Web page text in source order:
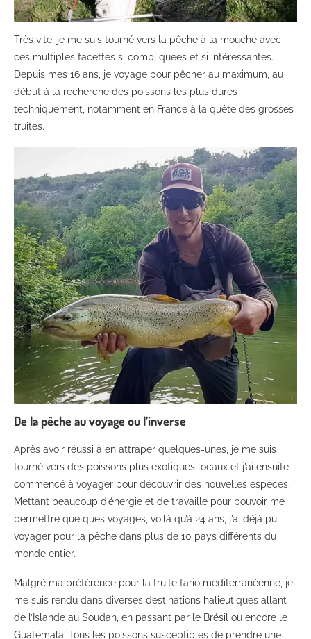
Très vite, je me suis tourné vers la pêche à la mouche avec
ces multiples facettes si compliquées et si intéressantes.
Depuis mes 16 ans, je voyage pour pêcher au maximum, au
début à la recherche des poissons les plus dures
techniquement, notamment en France à la quête des grosses
truites.
De la pêche au voyage ou l’inverse
Après avoir réussi à en attraper quelques-unes, je me suis
tourné vers des poissons plus exotiques locaux et j’ai ensuite
commencé à voyager pour découvrir des nouvelles espèces.
Mettant beaucoup d’énergie et de travaille pour pouvoir me
permettre quelques voyages, voilà qu’à 24 ans, j’ai déjà pu
voyager pour la pêche dans plus de 10 pays différents du
monde entier.
Malgré ma préférence pour la truite fario méditerranéenne, je
me suis rendu dans diverses destinations halieutiques allant
de l’Islande au Soudan, en passant par le Brésil ou encore le
Guatemala. Tous les poissons susceptibles de prendre une